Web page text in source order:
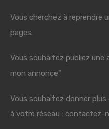
Vous cherchez à reprendre
pages.
Vous souhaitez publiez une
mon annonce"
Vous souhaitez donner
à votre réseau : contactez-